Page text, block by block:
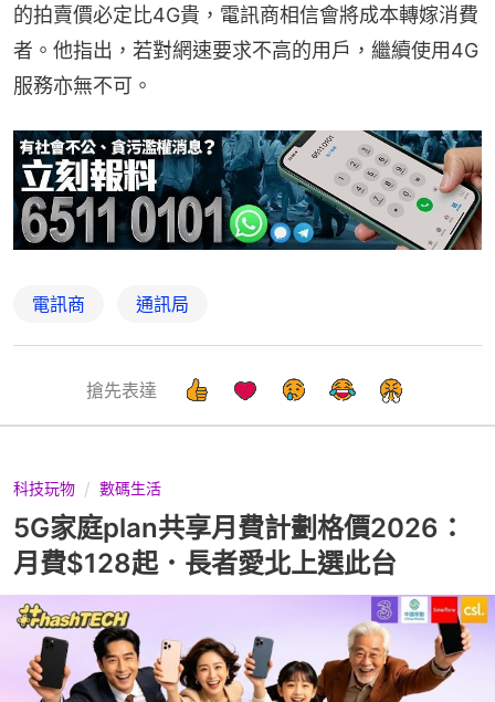
的拍賣價必定比4G貴，電訊商相信會將成本轉嫁消費
者。他指出，若對網速要求不高的用戶，繼續使用4G
服務亦無不可。
電訊商 通訊局
搶先表達
科技玩物 數碼生活
5G家庭plan共享月費計劃格價2026：
月費$128起．長者愛北上選此台